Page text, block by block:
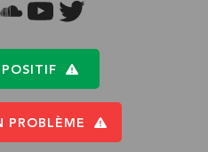
YOUTUBETWITTER
PROBLÈME